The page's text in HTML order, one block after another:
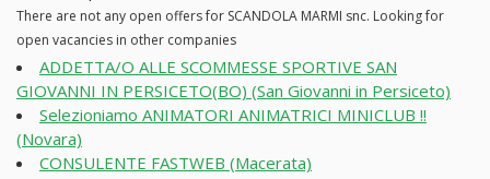
There are not any open offers for SCANDOLA MARMI snc. Looking for
open vacancies in other companies
ADDETTA/O ALLE SCOMMESSE SPORTIVE SAN
GIOVANNI IN PERSICETO(BO) (San Giovanni in Persiceto)
Selezioniamo ANIMATORI ANIMATRICI MINICLUB !!
(Novara)
CONSULENTE FASTWEB (Macerata)